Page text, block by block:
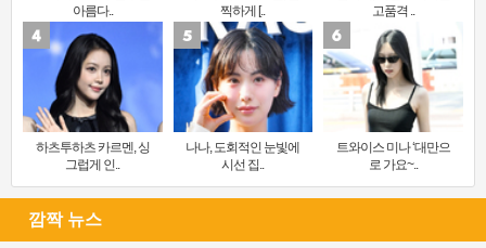
아름다..
찍하게 [..
고품격 ..
하츠투하츠 카르멘, 싱
그럽게 인..
나나, 도회적인 눈빛에
시선 집..
트와이스 미나 ‘대만으
로 가요~..
깜짝 뉴스